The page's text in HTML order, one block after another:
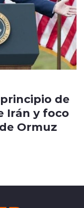
de
Irán y foco
Ormuz